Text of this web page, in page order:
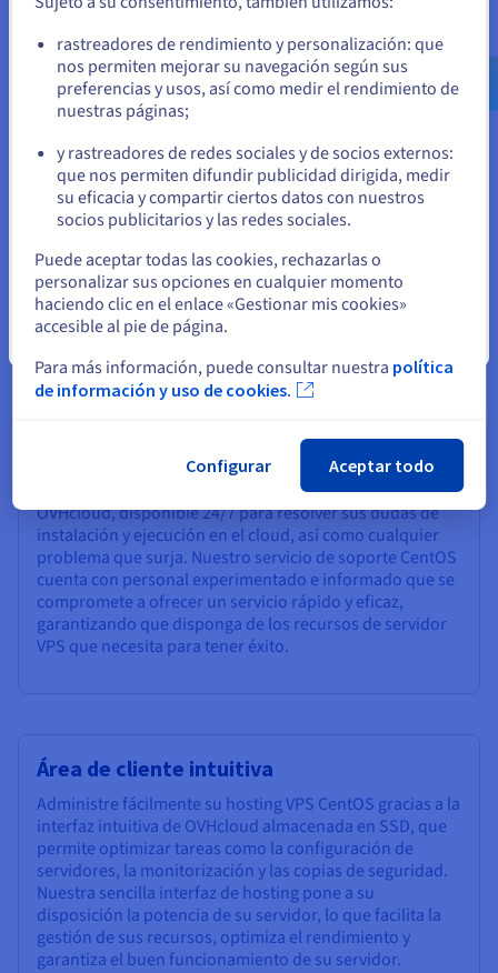
Tarificación flexible
cloud para instalar, adaptados a diferentes
presupuestos y necesidades, que le permitirán escalar
sus recursos según evolucionen sus necesidades sin
tener que gastar en exceso. OVHcloud tiene un plan que
comenzando con poco presupuesto como si necesita
ampliar sus operaciones.
Reciba siempre el asesoramiento experto de CentOS y el
servicio de servidores con el soporte web dedicado de
OVHcloud, disponible 24/7 para resolver sus dudas de
instalación y ejecución en el cloud, así como cualquier
problema que surja. Nuestro servicio de soporte CentOS
cuenta con personal experimentado e informado que se
compromete a ofrecer un servicio rápido y eficaz,
garantizando que disponga de los recursos de servidor
VPS que necesita para tener éxito.
Área de cliente intuitiva
Administre fácilmente su hosting VPS CentOS gracias a la
interfaz intuitiva de OVHcloud almacenada en SSD, que
permite optimizar tareas como la configuración de
servidores, la monitorización y las copias de seguridad.
Nuestra sencilla interfaz de hosting pone a su
disposición la potencia de su servidor, lo que facilita la
gestión de sus recursos, optimiza el rendimiento y
garantiza el buen funcionamiento de su servidor.
us.ovhcloud.com/
Inglés USD - $
Permanezca en el sitio web actual
rastreadores de rendimiento y personalización: que
nos permiten mejorar su navegación según sus
preferencias y usos, así como medir el rendimiento de
nuestras páginas;
y rastreadores de redes sociales y de socios externos:
que nos permiten difundir publicidad dirigida, medir
su eficacia y compartir ciertos datos con nuestros
socios publicitarios y las redes sociales.
Puede aceptar todas las cookies, rechazarlas o
personalizar sus opciones en cualquier momento
haciendo clic en el enlace «Gestionar mis cookies»
accesible al pie de página.
Para más información, puede consultar nuestra política
de información y uso de cookies.
Configurar Aceptar todo